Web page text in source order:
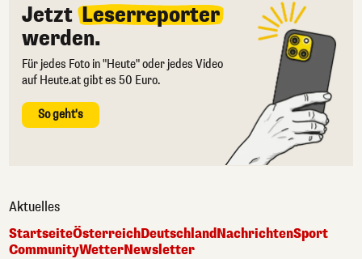
Jetzt Leserreporter
werden.
Für jedes Foto in "Heute" oder jedes Video
auf Heute.at gibt es 50 Euro.
So geht's
Aktuelles
StartseiteÖsterreichDeutschlandNachrichtenSport
CommunityWetterNewsletter